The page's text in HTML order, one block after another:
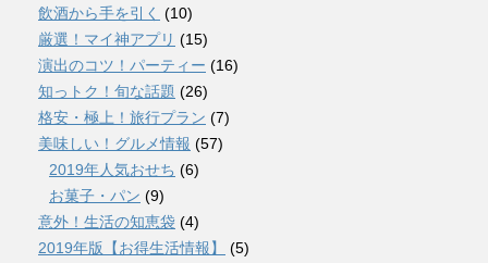
飲酒から手を引く (10)
厳選！マイ神アプリ (15)
演出のコツ！パーティー (16)
知っトク！旬な話題 (26)
格安・極上！旅行プラン (7)
美味しい！グルメ情報 (57)
2019年人気おせち (6)
お菓子・パン (9)
意外！生活の知恵袋 (4)
2019年版【お得生活情報】
(5)